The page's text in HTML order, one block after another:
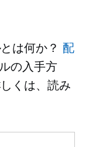
は何か？ 配
の入手方
くは、読み